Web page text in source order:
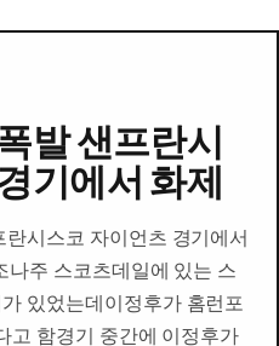
발 샌프란시
기에서 화제
시스코 자이언츠 경기에서
나주 스코츠데일에 있는 스
있었는데이정후가 홈런포
고 함경기 중간에 이정후가